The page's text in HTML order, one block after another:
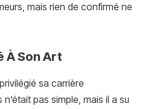
mais rien de confirmé ne
À Son Art
sa carrière
pas simple, mais il a su